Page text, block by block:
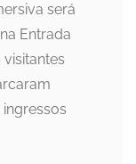
será
Entrada